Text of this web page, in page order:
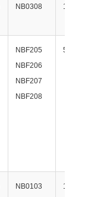
NB0308
100
NBF205
NBF206
NBF207
NBF208
50
NB0103 100